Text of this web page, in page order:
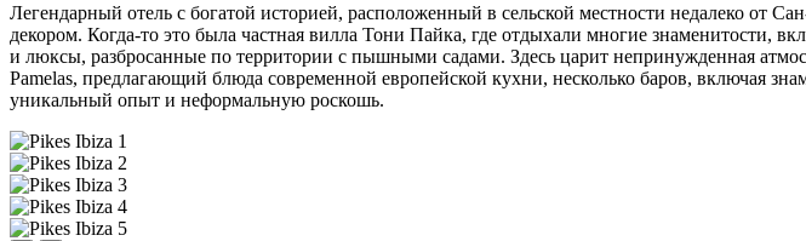
Легендарный отель с богатой историей, расположенный в сельской местности недалеко от
декором. Когда-то это была частная вилла Тони Пайка, где отдыхали многие
и люксы, разбросанные по территории с пышными садами. Здесь царит непринужденная
Pamelas, предлагающий блюда современной европейской кухни, несколько баров, включая
уникальный опыт и неформальную роскошь.